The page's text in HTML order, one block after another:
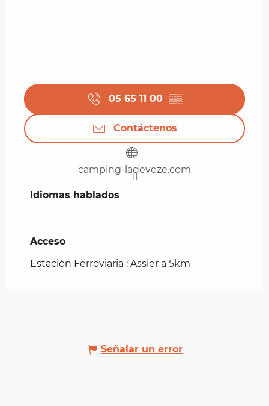
05 65 11 00 ▒▒
Contáctenos
camping-ladeveze.com
Idiomas hablados
Idiomas hablados
Acceso
Acceso
Estación Ferroviaria : Assier a 5km
Señalar un error